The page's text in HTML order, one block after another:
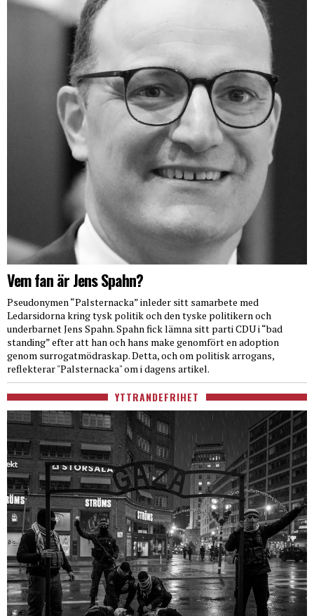
Vem fan är Jens Spahn?
Pseudonymen “Palsternacka” inleder sitt samarbete med
Ledarsidorna kring tysk politik och den tyske politikern och
underbarnet Jens Spahn. Spahn fick lämna sitt parti CDU i “bad
standing” efter att han och hans make genomfört en adoption
genom surrogatmödraskap. Detta, och om politisk arrogans,
reflekterar "Palsternacka" om i dagens artikel.
YTTRANDEFRIHET